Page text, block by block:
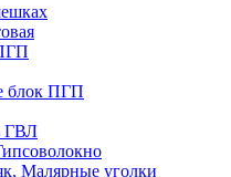
блок ПГП
ГВЛ
Малярные уголки